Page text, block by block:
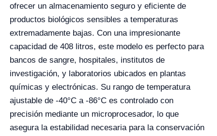
ofrecer un almacenamiento seguro y eficiente de
productos biológicos sensibles a temperaturas
extremadamente bajas. Con una impresionante
capacidad de 408 litros, este modelo es perfecto para
bancos de sangre, hospitales, institutos de
investigación, y laboratorios ubicados en plantas
químicas y electrónicas. Su rango de temperatura
ajustable de -40°C a -86°C es controlado con
precisión mediante un microprocesador, lo que
asegura la estabilidad necesaria para la conservación